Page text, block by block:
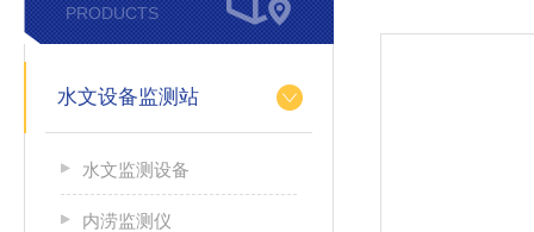
PRODUCTS
水文设备监测站
水文监测设备
内涝监测仪